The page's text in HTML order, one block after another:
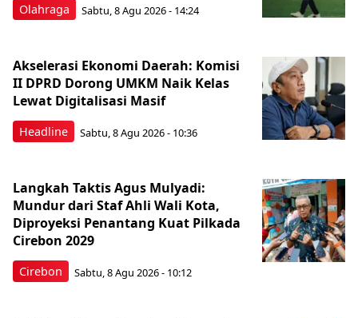
Olahraga Sabtu, 8 Agu 2026 - 14:24
Headline
Akselerasi Ekonomi Daerah: Komisi
II DPRD Dorong UMKM Naik Kelas
Lewat Digitalisasi Masif
Sabtu, 8 Agu 2026 - 10:36
Cirebon
Langkah Taktis Agus Mulyadi:
Mundur dari Staf Ahli Wali Kota,
Diproyeksi Penantang Kuat Pilkada
Cirebon 2029
Sabtu, 8 Agu 2026 - 10:12